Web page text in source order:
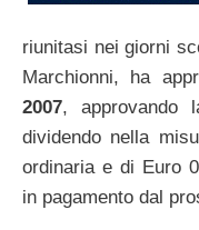
riunitasi nei giorni
Marchionni, ha
2007, approvando
dividendo nella
ordinaria e di Euro
in pagamento dal